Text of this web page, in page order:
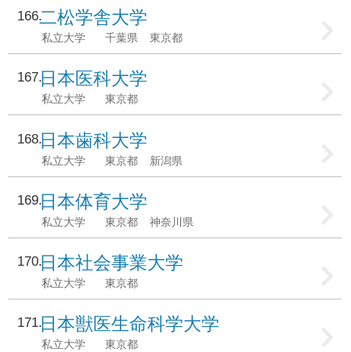
166二松学舎大学
私立大学 千葉県 東京都
167日本医科大学
私立大学 東京都
168日本歯科大学
私立大学 東京都 新潟県
169日本体育大学
私立大学 東京都 神奈川県
170日本社会事業大学
私立大学 東京都
171日本獣医生命科学大学
私立大学 東京都